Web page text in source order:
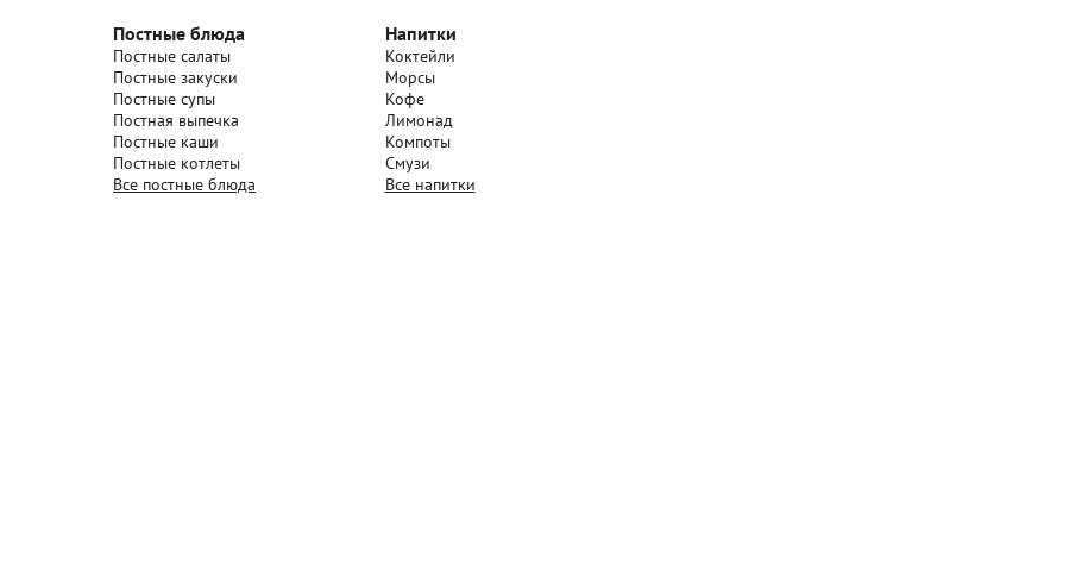
Постные блюда
Постные салаты
Постные закуски
Постные супы
Постная выпечка
Постные каши
Постные котлеты
Все постные блюда
Напитки
Коктейли
Морсы
Кофе
Лимонад
Компоты
Смузи
Все напитки